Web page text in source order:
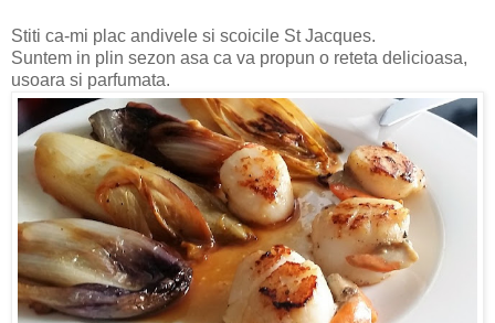
Stiti ca-mi plac andivele si scoicile St Jacques.
Suntem in plin sezon asa ca va propun o reteta delicioasa,
usoara si parfumata.